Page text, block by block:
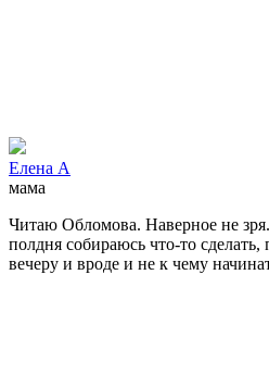
Елена А
мама
Читаю Обломова. Наверное не
полдня собираюсь что-то сделать,
вечеру и вроде и не к чему